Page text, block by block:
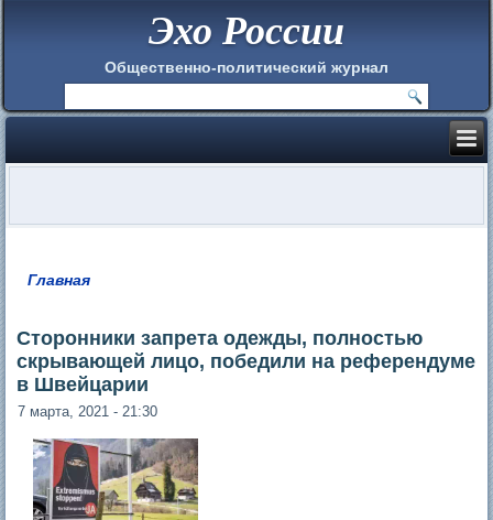
Эхо России
Общественно-политический журнал
Главная
Сторонники запрета одежды, полностью
скрывающей лицо, победили на референдуме
в Швейцарии
7 марта, 2021 - 21:30